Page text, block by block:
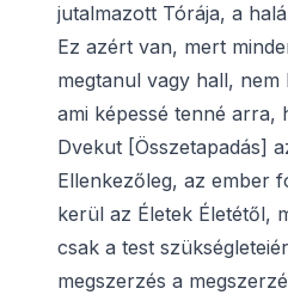
jutalmazott Tórája, a
Ez azért van, mert
megtanul vagy hall,
ami képessé tenné arra,
Dvekut [Összetapadás]
Ellenkezőleg, az ember
kerül az Életek Életétől,
csak a test
megszerzés a